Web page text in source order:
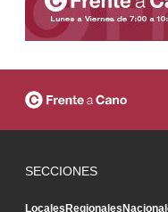
SECCIONES
LocalesRegionales